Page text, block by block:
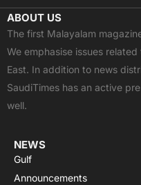
c
e
b
o
o
k
t
w
i
t
t
e
ABOUT US
The first Malayalam
We emphasise issues
East. In addition to news
SaudiTimes has an active
well.
NEWS
Gulf
Announcements